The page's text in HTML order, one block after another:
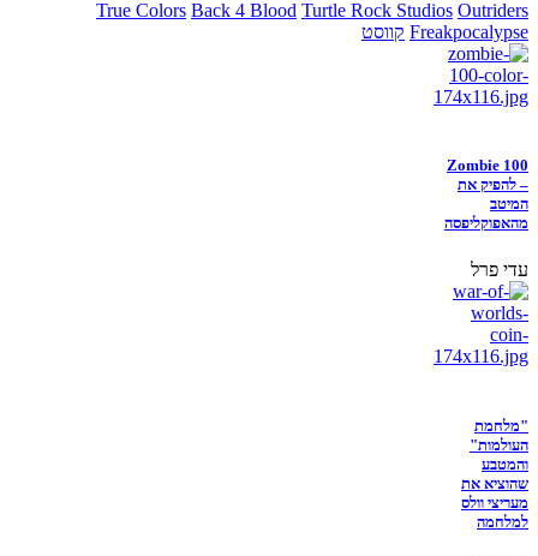
True Colors Back 4 Blood Turtle Rock Studios Outriders
Freakpocalypse קווסט
Zombie 100
– להפיק את
המיטב
מהאפוקליפסה
עדי פרל
"מלחמת
העולמות"
והמטבע
שהוציא את
מעריצי וולס
למלחמה